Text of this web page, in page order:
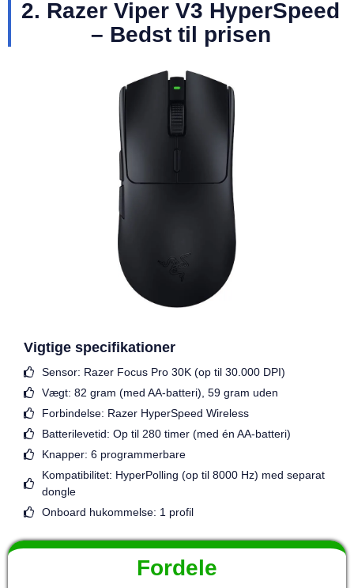
2. Razer Viper V3 HyperSpeed
– Bedst til prisen
Vigtige specifikationer
Sensor: Razer Focus Pro 30K (op til 30.000 DPI)
Vægt: 82 gram (med AA-batteri), 59 gram uden
Forbindelse: Razer HyperSpeed Wireless
Batterilevetid: Op til 280 timer (med én AA-batteri)
Knapper: 6 programmerbare
Kompatibilitet: HyperPolling (op til 8000 Hz) med separat
dongle
Onboard hukommelse: 1 profil
Fordele